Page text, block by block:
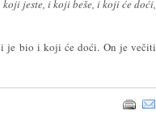
koji jeste, i koji beše, i koji će doći,
je bio i koji će doći. On je večiti